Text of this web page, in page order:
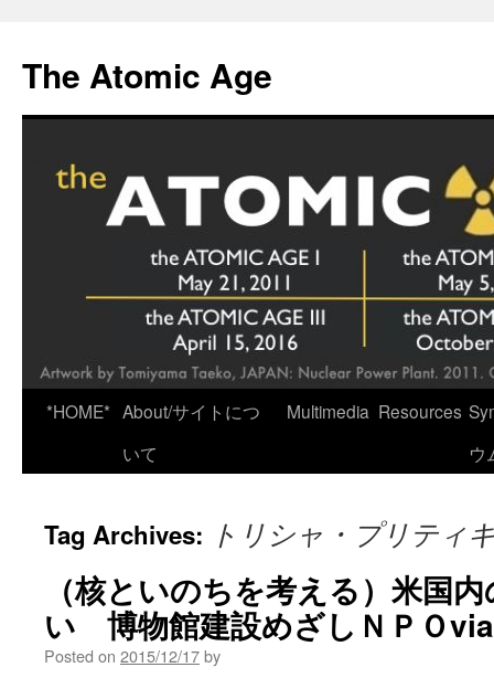
content
The Atomic Age
*HOME* About/サイトにつ
いて
Multimedia Resources
ウ
Tag Archives: トリシャ・プリティ
（核といのちを考える）米国
い 博物館建設めざしＮＰＯ
Posted on 2015/12/17by